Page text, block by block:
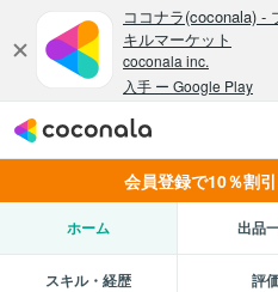
会員登録で10％割
ホーム 出品
スキル・経歴 評